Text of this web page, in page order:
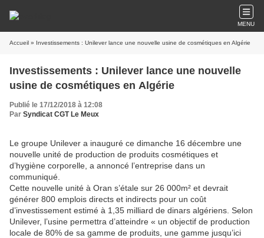
MENU
Accueil » Investissements : Unilever lance une nouvelle usine de cosmétiques en Algérie
Investissements : Unilever lance une nouvelle
usine de cosmétiques en Algérie
Publié le 17/12/2018 à 12:08
Par Syndicat CGT Le Meux
Le groupe Unilever a inauguré ce dimanche 16 décembre une
nouvelle unité de production de produits cosmétiques et
d’hygiène corporelle, a annoncé l’entreprise dans un
communiqué.
Cette nouvelle unité à Oran s’étale sur 26 000m² et devrait
générer 800 emplois directs et indirects pour un coût
d’investissement estimé à 1,35 milliard de dinars algériens. Selon
Unilever, l’usine permettra d’atteindre « un objectif de production
locale de 80% de sa gamme de produits, une gamme jusqu’ici